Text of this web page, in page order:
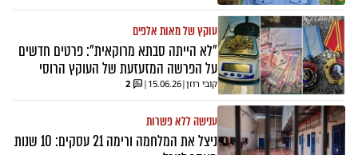
עוקץ של מאות אלפים
"לא הייתה סבתא מרוקאית": פרטים חדשים
על הפרשה המזעזעת של העוקץ הרוסי
קובי רוזן|
15.06.26
|
2
ענישה ללא פשרות
ניצל את המלחמה ורימה 21 עסקים: 10 שנות